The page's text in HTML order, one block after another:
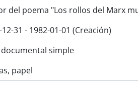
del poema "Los rollos del Marx
12-31 - 1982-01-01 (Creación)
simple
papel